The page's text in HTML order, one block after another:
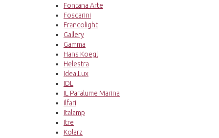
Fontana Arte
Foscarini
Francolight
Gallery
Gamma
Hans Koegl
Helestra
IdealLux
IDL
IL Paralume Marina
Ilfari
Italamp
Itre
Kolarz